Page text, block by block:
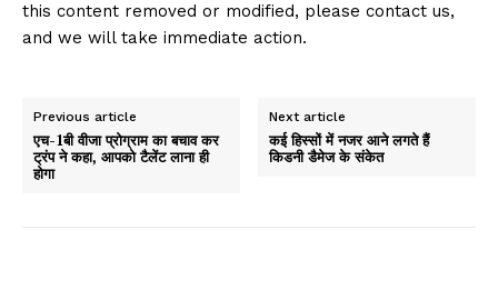
this content removed or modified, please contact us,
and we will take immediate action.
Previous article
एच-1बी वीजा प्रोग्राम का बचाव कर
ट्रंप ने कहा, आपको टैलेंट लाना ही
होगा
Next article
कई हिस्सों में नजर आने लगते हैं
किडनी डैमेज के संकेत